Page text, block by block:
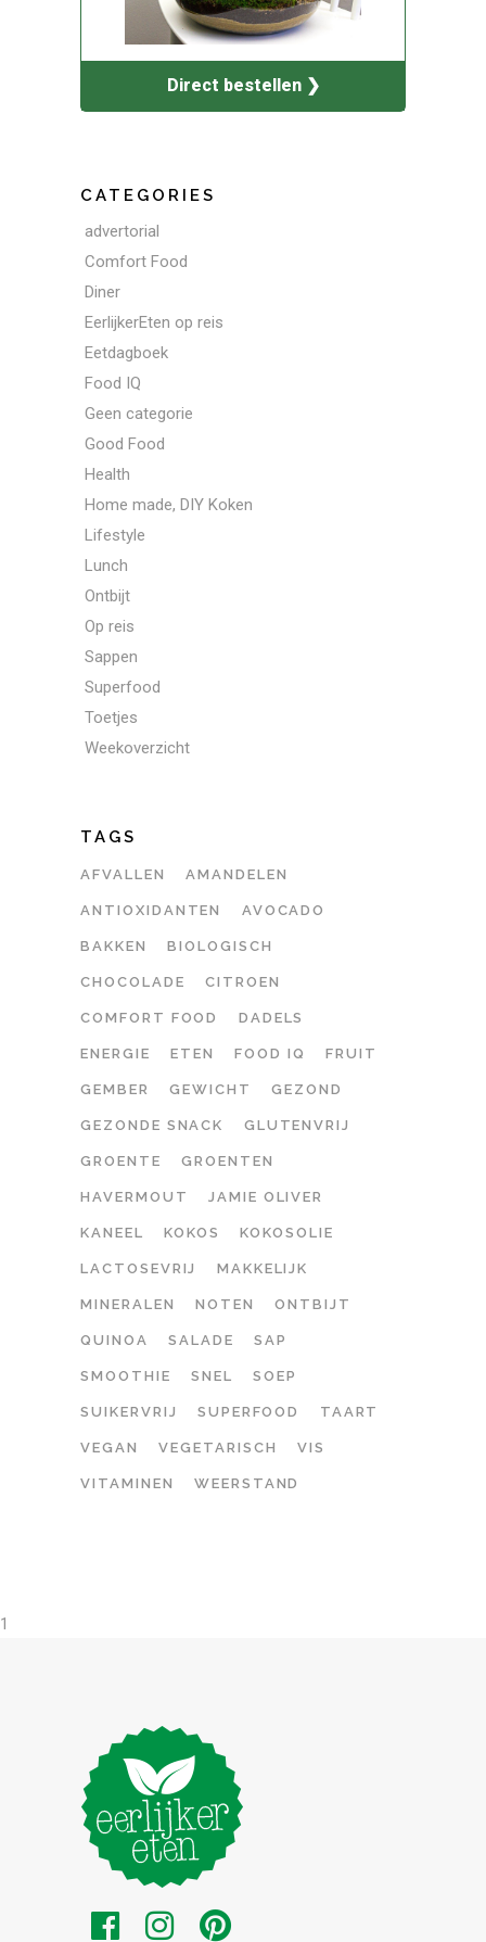
Direct bestellen ❯
CATEGORIES
advertorial
Comfort Food
Diner
EerlijkerEten op reis
Eetdagboek
Food IQ
Geen categorie
Good Food
Health
Home made, DIY Koken
Lifestyle
Lunch
Ontbijt
Op reis
Sappen
Superfood
Toetjes
Weekoverzicht
TAGS
AFVALLEN AMANDELEN
ANTIOXIDANTEN AVOCADO
BAKKEN BIOLOGISCH
CHOCOLADE CITROEN
COMFORT FOOD DADELS
ENERGIE ETEN FOOD IQ FRUIT
GEMBER GEWICHT GEZOND
GEZONDE SNACK GLUTENVRIJ
GROENTE GROENTEN
HAVERMOUT JAMIE OLIVER
KANEEL KOKOS KOKOSOLIE
LACTOSEVRIJ MAKKELIJK
MINERALEN NOTEN ONTBIJT
QUINOA SALADE SAP
SMOOTHIE SNEL SOEP
SUIKERVRIJ SUPERFOOD TAART
VEGAN VEGETARISCH VIS
VITAMINEN WEERSTAND
1